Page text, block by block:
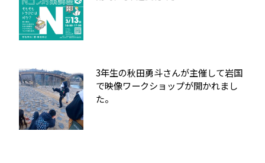
3年生の秋田勇斗さんが主催して岩国
で映像ワークショップが開かれまし
た。